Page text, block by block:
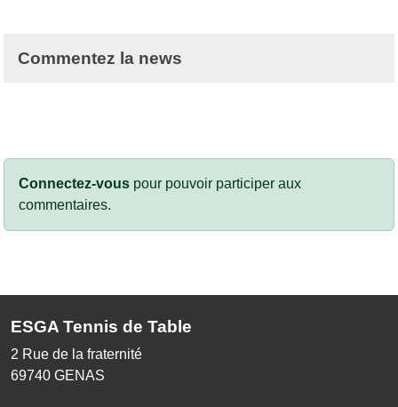
Commentez la news
Connectez-vous pour pouvoir participer aux
commentaires.
ESGA Tennis de Table
2 Rue de la fraternité
69740 GENAS